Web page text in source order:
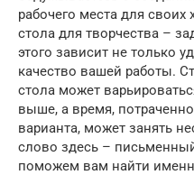
рабочего места для
стола для творчества –
этого зависит не только
качество вашей работы.
стола может
выше, а время,
варианта, может занять
слово здесь –
поможем вам найти